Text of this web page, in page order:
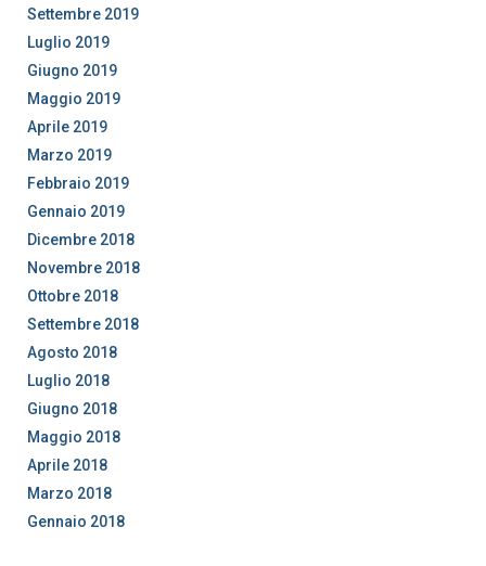
Settembre 2019
Luglio 2019
Giugno 2019
Maggio 2019
Aprile 2019
Marzo 2019
Febbraio 2019
Gennaio 2019
Dicembre 2018
Novembre 2018
Ottobre 2018
Settembre 2018
Agosto 2018
Luglio 2018
Giugno 2018
Maggio 2018
Aprile 2018
Marzo 2018
Gennaio 2018